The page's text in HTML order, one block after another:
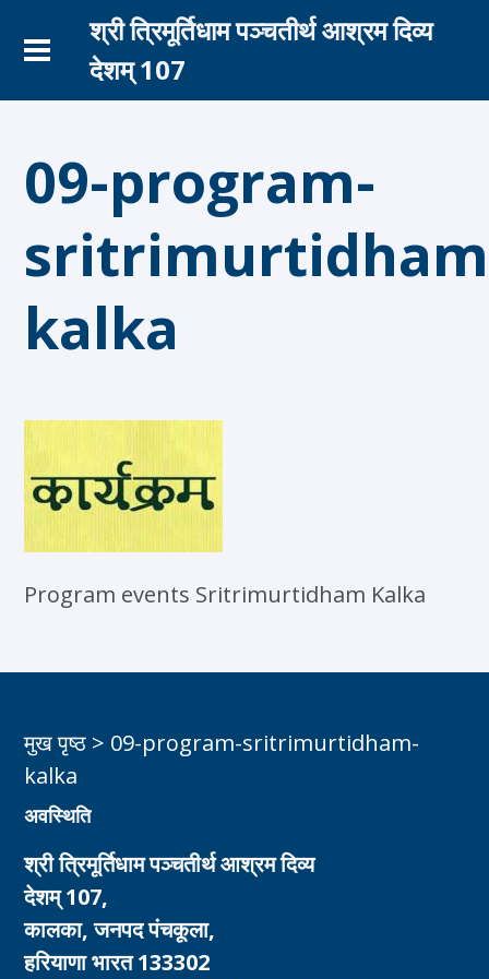
श्री त्रिमूर्तिधाम पञ्चतीर्थ आश्रम दिव्य
देशम् 107
09-program-
kalka
Program events Sritrimurtidham Kalka
मुख पृष्ठ > 09-program-sritrimurtidham-
kalka
अवस्थिति
श्री त्रिमूर्तिधाम पञ्चतीर्थ आश्रम दिव्य
देशम् 107,
कालका, जनपद पंचकूला,
हरियाणा भारत 133302